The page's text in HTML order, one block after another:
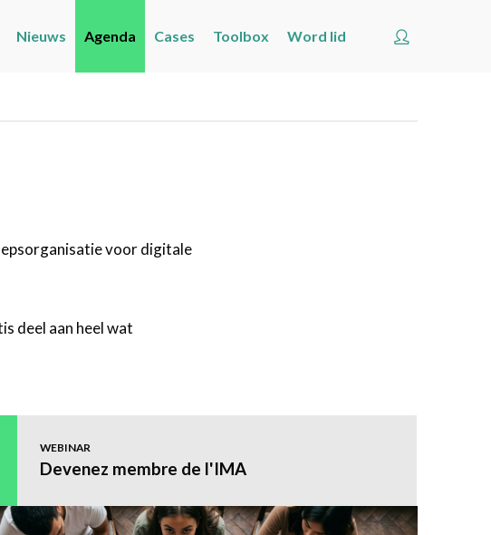
Nieuws Agenda Cases Toolbox Word lid
voor digitale
deel aan heel wat
WEBINAR
Devenez membre de l'IMA